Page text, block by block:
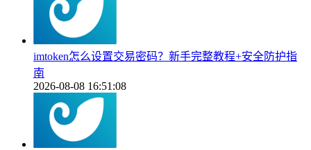
imtoken怎么设置交易密码？新手完整教程+安全防护指
南
2026-08-08 16:51:08